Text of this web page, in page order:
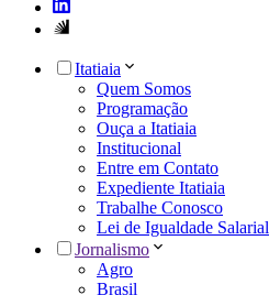
Itatiaia
Quem Somos
Programação
Ouça a Itatiaia
Institucional
Entre em Contato
Expediente Itatiaia
Trabalhe Conosco
Lei de Igualdade Salarial
Jornalismo
Agro
Brasil